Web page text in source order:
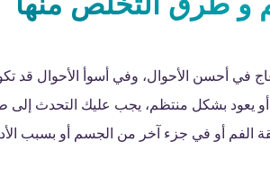
في أحسن الأحوال، وفي أسوأ الأحوال قد
يعود بشكل منتظم، يجب عليك التحدث إلى
أو في جزء آخر من الجسم أو بسبب